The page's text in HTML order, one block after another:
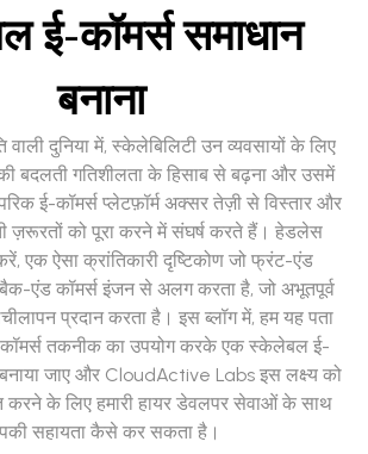
ई-कॉमर्स समाधान
बनाना
वाली दुनिया में, स्केलेबिलिटी उन व्यवसायों के लिए
बदलती गतिशीलता के हिसाब से बढ़ना और उसमें
ई-कॉमर्स प्लेटफ़ॉर्म अक्सर तेज़ी से विस्तार और
ज़रूरतों को पूरा करने में संघर्ष करते हैं। हेडलेस
एक ऐसा क्रांतिकारी दृष्टिकोण जो फ्रंट-एंड
एंड कॉमर्स इंजन से अलग करता है, जो अभूतपूर्व
प्रदान करता है। इस ब्लॉग में, हम यह पता
तकनीक का उपयोग करके एक स्केलेबल ई-
जाए और CloudActive Labs इस लक्ष्य को
करने के लिए हमारी हायर डेवलपर सेवाओं के साथ
सहायता कैसे कर सकता है।